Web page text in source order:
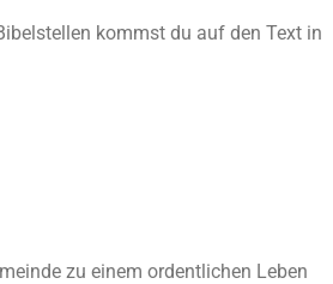
kommst du auf den Text in
zu einem ordentlichen Leben